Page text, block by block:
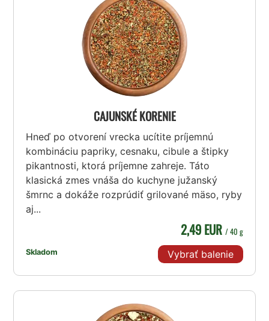
CAJUNSKÉ KORENIE
Hneď po otvorení vrecka ucítite príjemnú
kombináciu papriky, cesnaku, cibule a štipky
pikantnosti, ktorá príjemne zahreje. Táto
klasická zmes vnáša do kuchyne južanský
šmrnc a dokáže rozprúdiť grilované mäso, ryby
aj...
Skladom
2,49 EUR / 40 g
Vybrať balenie